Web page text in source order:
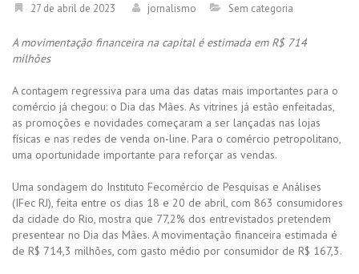
27 de abril de 2023 jornalismo Sem categoria
A movimentação financeira na capital é estimada em R$ 714
milhões
A contagem regressiva para uma das datas mais importantes para o
comércio já chegou: o Dia das Mães. As vitrines já estão enfeitadas,
as promoções e novidades começaram a ser lançadas nas lojas
físicas e nas redes de venda on-line. Para o comércio petropolitano,
uma oportunidade importante para reforçar as vendas.
Uma sondagem do Instituto Fecomércio de Pesquisas e Análises
(IFec RJ), feita entre os dias 18 e 20 de abril, com 863 consumidores
da cidade do Rio, mostra que 77,2% dos entrevistados pretendem
presentear no Dia das Mães. A movimentação financeira estimada é
de R$ 714,3 milhões, com gasto médio por consumidor de R$ 167,3.